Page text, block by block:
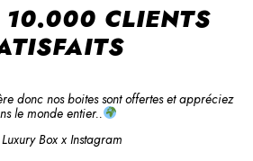
10.000 CLIENTS
donc nos boites sont offertes et appréciez
le monde entier..
Luxury Box x Instagram